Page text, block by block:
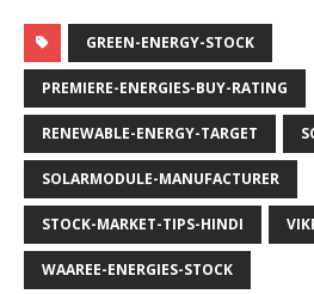
GREEN-ENERGY-STOCK
PREMIERE-ENERGIES-BUY-RATING
RENEWABLE-ENERGY-TARGET
SOLARMODULE-MANUFACTURER
STOCK-MARKET-TIPS-HINDI
WAAREE-ENERGIES-STOCK